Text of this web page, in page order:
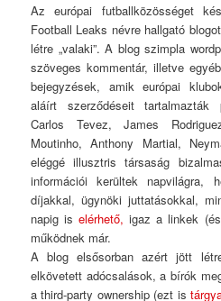
Az európai futballközösséget
Football Leaks névre hallgató
létre „valaki”. A blog szimpla
szöveges kommentár, illetve
bejegyzések, amik európai
aláírt szerződéseit tartalmazták
Carlos Tevez, James
Moutinho, Anthony Martial,
eléggé illusztris társaság
információi kerültek napvilágra,
díjakkal, ügynöki juttatásokkal,
napig iselérhető, igaz a linkek
működnek már.
A blog elsősorban azért jött
elkövetett adócsalások, a bírók
a third-party ownership (ezt is